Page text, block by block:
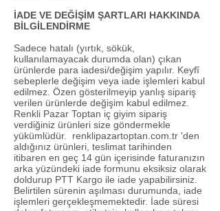
İADE VE DEĞİŞİM ŞARTLARI HAKKINDA
BİLGİLENDİRME
Sadece hatalı (yırtık, sökük,
kullanılamayacak durumda olan) çıkan
ürünlerde para iadesi/değişim yapılır. Keyfî
sebeplerle değişim veya iade işlemleri kabul
edilmez. Özen gösterilmeyip yanlış sipariş
verilen ürünlerde değişim kabul edilmez.
Renkli Pazar Toptan iç giyim sipariş
verdiğiniz ürünleri size göndermekle
yükümlüdür. renklipazartoptan.com.tr 'den
aldığınız ürünleri, teslimat tarihinden
itibaren en geç 14 gün içerisinde faturanızın
arka yüzündeki iade formunu eksiksiz olarak
doldurup PTT Kargo ile iade yapabilirsiniz.
Belirtilen sürenin aşılması durumunda, iade
işlemleri gerçekleşmemektedir. İade süresi